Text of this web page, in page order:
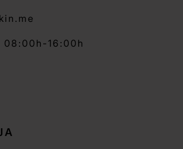
08:00h-16:00h